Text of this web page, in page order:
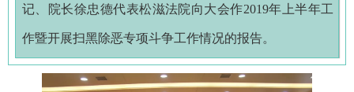
记、院长徐忠德代表松滋法院向大会作2019年上半年工
作暨开展扫黑除恶专项斗争工作情况的报告。